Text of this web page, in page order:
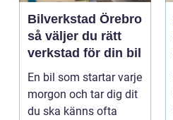
Bilverkstad Örebro
så väljer du rätt
verkstad för din bil
En bil som startar varje
morgon och tar dig dit
du ska känns ofta